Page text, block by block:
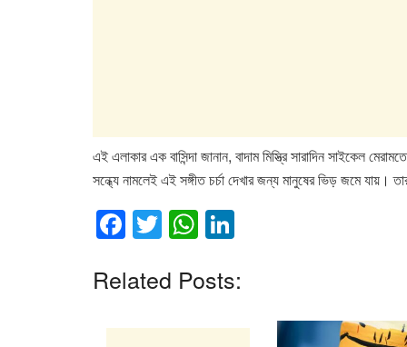
এই এলাকার এক বাসিন্দা জানান, বাদাম মিস্ত্রি সারাদিন সাইকেল
সন্ধ্যে নামলেই এই সঙ্গীত চর্চা দেখার জন্য মানুষের ভিড় জমে
F
c
T
tt
W
at k
Related Posts: